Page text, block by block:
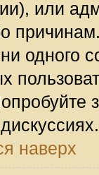
или
одного
наверх